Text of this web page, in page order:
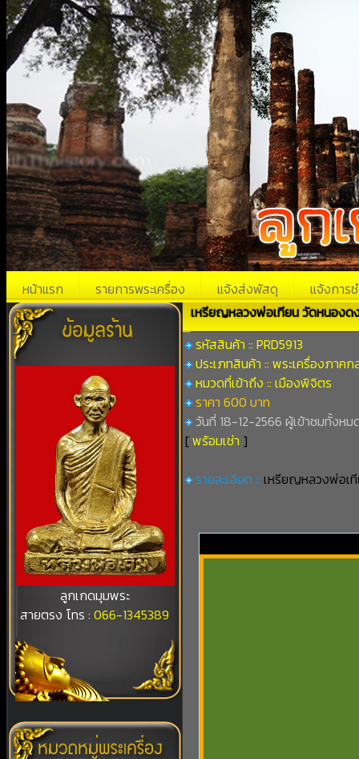
หน้าแรก รายการพระเครื่อง แจ้งส่งพัสดุ แจ้งการช
ลูกเกดมุมพระ
สายตรง โทร :066-1345389
เหรียญหลวงพ่อเทียน วัดหนองด
รหัสสินค้า :: PRD5913
ประเภทสินค้า :: พระเครื่องภาคก
หมวดที่เข้าถึง :: เมืองพิจิตร
ราคา 600 บาท
วันที่ 18-12-2566 ผู้เข้าชมทั้งห
[พร้อมเช่า ]
รายละเอียด :: เหรียญหลวงพ่อเที